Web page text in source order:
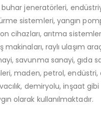
jeneratörleri,
sistemleri, yangın
cihazları, arıtma
makinaları, raylı ulaşım
savunma sanayi, gıda
maden, petrol,
demiryolu, inşaat
olarak kullanılmaktadır.